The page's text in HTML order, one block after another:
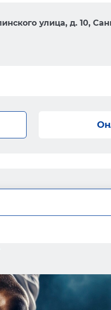
улица, д. 10,